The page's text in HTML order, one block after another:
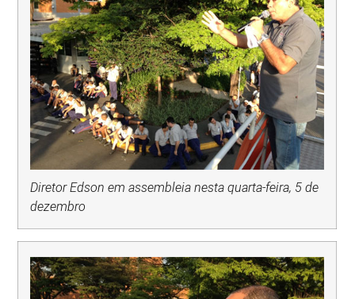
Diretor Edson em assembleia nesta quarta-feira, 5 de
dezembro